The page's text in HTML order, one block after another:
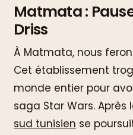
Matmata :
Driss
À Matmata, nous
Cet établissement
monde entier pour
saga Star Wars. Après
sud tunisien se